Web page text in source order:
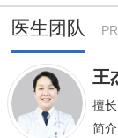
医生团队
王
擅
膜
简